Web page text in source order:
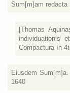
Sum[m]am
[Thomas
individuationis
Compactura In
Eiusdem
1640